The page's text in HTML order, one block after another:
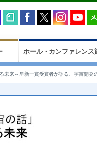
ホール・カンファレンス
未来～星新一賞受賞者が語る、宇宙開発